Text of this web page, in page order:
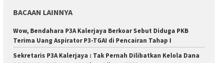
BACAAN LAINNYA
Wow, Bendahara P3A Kalerjaya Berkoar Sebut Diduga PKB
Terima Uang Aspirator P3-TGAI di Pencairan Tahap I
Sekretaris P3A Kalerjaya : Tak Pernah Dilibatkan Kelola Dana